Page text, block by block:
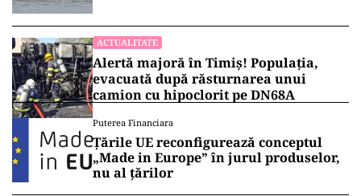
ACTUALITATE
Alertă majoră în Timiș! Populația,
evacuată după răsturnarea unui
camion cu hipoclorit pe DN68A
Puterea Financiara
Țările UE reconfigurează conceptul
„Made in Europe” în jurul produselor,
nu al țărilor